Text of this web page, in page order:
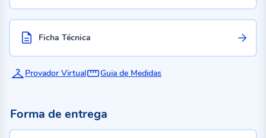
Ficha Técnica
Provador Virtual Guia de Medidas
Forma de entrega